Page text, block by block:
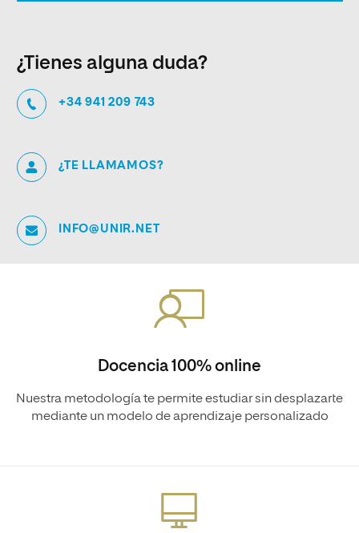
¿Tienes alguna duda?
+34 941 209 743
¿TE LLAMAMOS?
INFO@UNIR.NET
Docencia 100% online
Nuestra metodología te permite estudiar sin desplazarte
mediante un modelo de aprendizaje personalizado